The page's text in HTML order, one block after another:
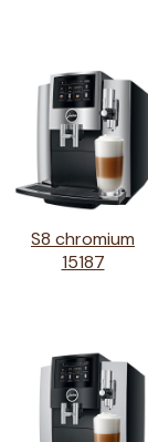
S8 chromium
15187